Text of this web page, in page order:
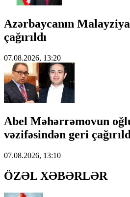
Azərbaycanın
çağırıldı
07.08.2026, 13:20
Abel Məhərrəmovun
vəzifəsindən geri
07.08.2026, 13:10
ÖZƏL XƏBƏRLƏR